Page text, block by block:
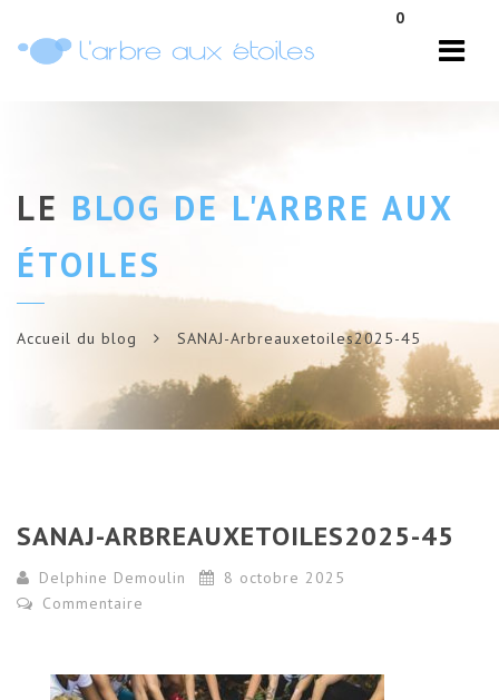
0
LE BLOG DE L'ARBRE AUX
ÉTOILES
Accueil du blog SANAJ-Arbreauxetoiles2025-45
SANAJ-ARBREAUXETOILES2025-45
Delphine Demoulin
8 octobre 2025
Commentaire